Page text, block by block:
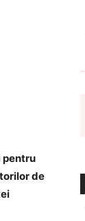
pentru
de